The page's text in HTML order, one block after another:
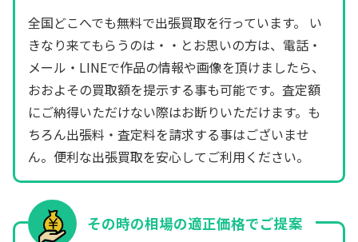
全国どこへでも無料で出張買取を行っています。 い
きなり来てもらうのは・・とお思いの方は、電話・
メール・LINEで作品の情報や画像を頂けましたら、
おおよその買取額を提示する事も可能です。査定額
にご納得いただけない際はお断りいただけます。も
ちろん出張料・査定料を請求する事はございませ
ん。便利な出張買取を安心してご利用ください。
その時の相場の適正価格でご提案